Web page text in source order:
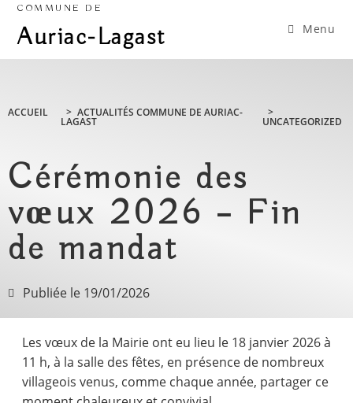
COMMUNE DE
Auriac-Lagast Menu
ACCUEIL > ACTUALITÉS COMMUNE DE AURIAC-
LAGAST
>
UNCATEGORIZED
Cérémonie des
vœux 2026 – Fin
de mandat
Publiée le 19/01/2026
Les vœux de la Mairie ont eu lieu le 18 janvier 2026 à
11 h, à la salle des fêtes, en présence de nombreux
villageois venus, comme chaque année, partager ce